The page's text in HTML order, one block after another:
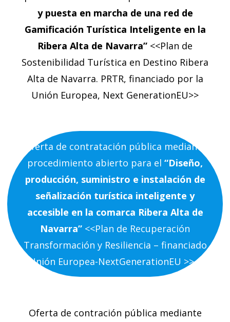
y puesta en marcha de una red de
Gamificación Turística Inteligente en la
Ribera Alta de Navarra” <<Plan de
Sostenibilidad Turística en Destino Ribera
Alta de Navarra. PRTR, financiado por la
Unión Europea, Next GenerationEU>>
Oferta de contratación pública mediante
procedimiento abierto para el “Diseño,
producción, suministro e instalación de
señalización turística inteligente y
accesible en la comarca Ribera Alta de
Navarra” <<Plan de Recuperación
Transformación y Resiliencia – financiado
Unión Europea-NextGenerationEU >>
Oferta de contración pública mediante